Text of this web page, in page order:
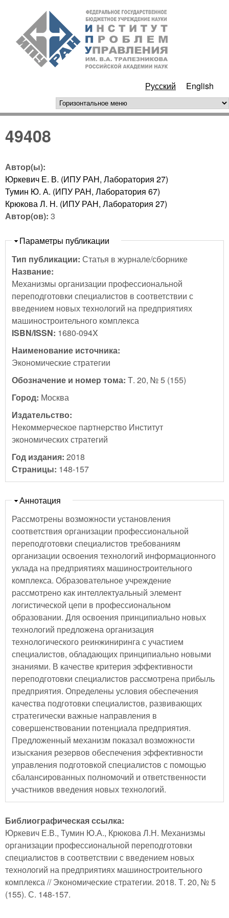
Перейти к основному
содержанию
РАН
Русский English
горизонтальное меню
49408
Автор(ы):
Юркевич Е. В. (ИПУ РАН, Лаборатория 27)
Тумин Ю. А. (ИПУ РАН, Лаборатория 67)
Крюкова Л. Н. (ИПУ РАН, Лаборатория 27)
Автор(ов): 3
Скрыть
Параметры публикации
Тип публикации: Статья в журнале/сборнике
Название:
Механизмы организации профессиональной
переподготовки специалистов в соответствии с
введением новых технологий на предприятиях
машиностроительного комплекса
ISBN/ISSN: 1680-094X
Наименование источника:
Экономические стратегии
Обозначение и номер тома: Т. 20, № 5 (155)
Город: Москва
Издательство:
Некоммерческое партнерство Институт
экономических стратегий
Год издания: 2018
Страницы: 148-157
Скрыть
Аннотация
Рассмотрены возможности установления
соответствия организации профессиональной
переподготовки специалистов требованиям
организации освоения технологий информационного
уклада на предприятиях машиностроительного
комплекса. Образовательное учреждение
рассмотрено как интеллектуальный элемент
логистической цепи в профессиональном
образовании. Для освоения принципиально новых
технологий предложена организация
технологического реинжиниринга с участием
специалистов, обладающих принципиально новыми
знаниями. В качестве критерия эффективности
переподготовки специалистов рассмотрена прибыль
предприятия. Определены условия обеспечения
качества подготовки специалистов, развивающих
стратегически важные направления в
совершенствовании потенциала предприятия.
Предложенный механизм показал возможности
изыскания резервов обеспечения эффективности
управления подготовкой специалистов с помощью
сбалансированных полномочий и ответственности
участников введения новых технологий.
Библиографическая ссылка:
Юркевич Е.В., Тумин Ю.А., Крюкова Л.Н. Механизмы
организации профессиональной переподготовки
специалистов в соответствии с введением новых
технологий на предприятиях машиностроительного
комплекса // Экономические стратегии. 2018. Т. 20, № 5
(155). С. 148-157.